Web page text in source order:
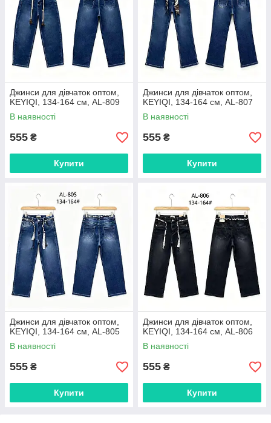
Джинси для дівчаток оптом,
KEYIQI, 134-164 см, AL-809
В наявності
555 ₴
Купити
Джинси для дівчаток оптом,
KEYIQI, 134-164 см, AL-807
В наявності
555 ₴
Купити
Джинси для дівчаток оптом,
KEYIQI, 134-164 см, AL-805
В наявності
555 ₴
Купити
Джинси для дівчаток оптом,
KEYIQI, 134-164 см, AL-806
В наявності
555 ₴
Купити